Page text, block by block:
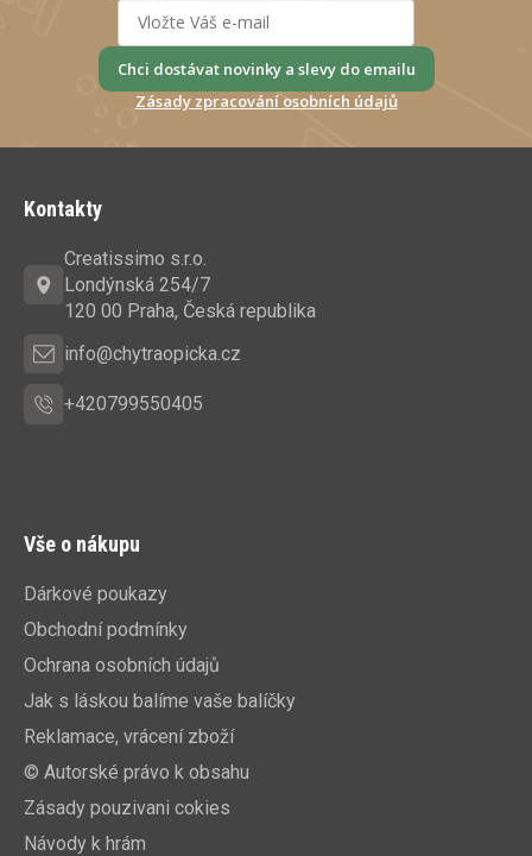
Chci dostávat novinky a slevy do emailu
Zásady zpracování osobních údajů
Kontakty
Creatissimo s.r.o.
Londýnská 254/7
120 00 Praha, Česká republika
info@chytraopicka.cz
+420799550405
Vše o nákupu
Dárkové poukazy
Obchodní podmínky
Ochrana osobních údajů
Jak s láskou balíme vaše balíčky
Reklamace, vrácení zboží
© Autorské právo k obsahu
Zásady pouzivani cokies
Návody k hrám